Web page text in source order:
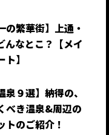
の繁華街】上通・
んなとこ？【メイ
】
泉９選】納得の、
べき温泉&周辺の
トのご紹介！